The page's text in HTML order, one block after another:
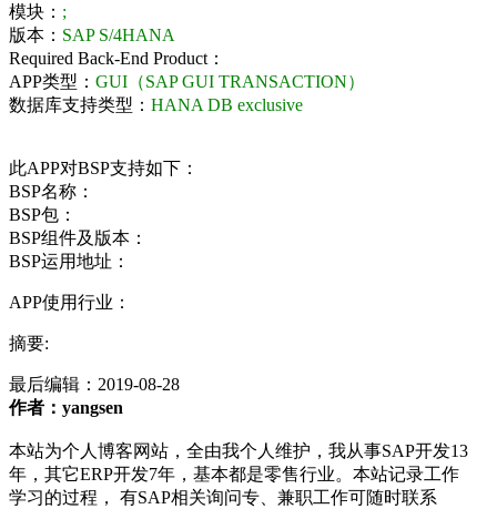
模块： ;
版本： SAP S/4HANA
Required Back-End Product：
APP类型： GUI（SAP GUI TRANSACTION）
数据库支持类型： HANA DB exclusive
此APP对BSP支持如下：
BSP名称：
BSP包：
BSP组件及版本：
BSP运用地址：
APP使用行业：
摘要:
最后编辑： 2019-08-28
作者：yangsen
本站为个人博客网站，全由我个人维护，我从事SAP开发13
年，其它ERP开发7年，基本都是零售行业。本站记录工作
学习的过程， 有SAP相关询问专、兼职工作可随时联系